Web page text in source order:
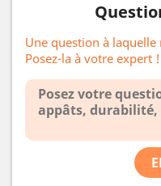
Une question à
Posez-la à votre expert !